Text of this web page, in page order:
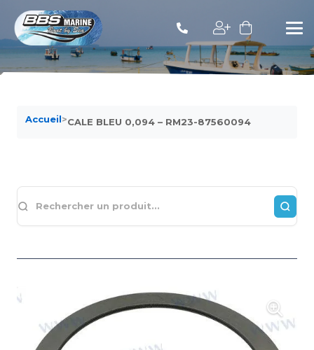
Accueil>CALE BLEU 0,094 – RM23-87560094